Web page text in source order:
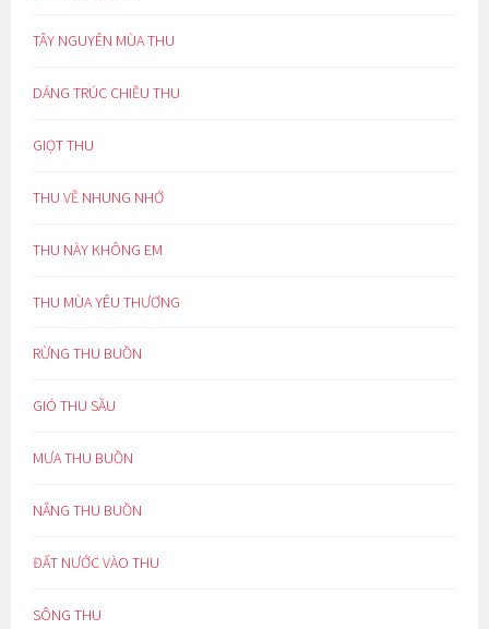
TÂY NGUYÊN MÙA THU
DÁNG TRÚC CHIỀU THU
GIỌT THU
THU VỀ NHUNG NHỚ
THU NÀY KHÔNG EM
THU MÙA YÊU THƯƠNG
RỪNG THU BUỒN
GIÓ THU SẦU
MƯA THU BUỒN
NẮNG THU BUỒN
ĐẤT NƯỚC VÀO THU
SÔNG THU